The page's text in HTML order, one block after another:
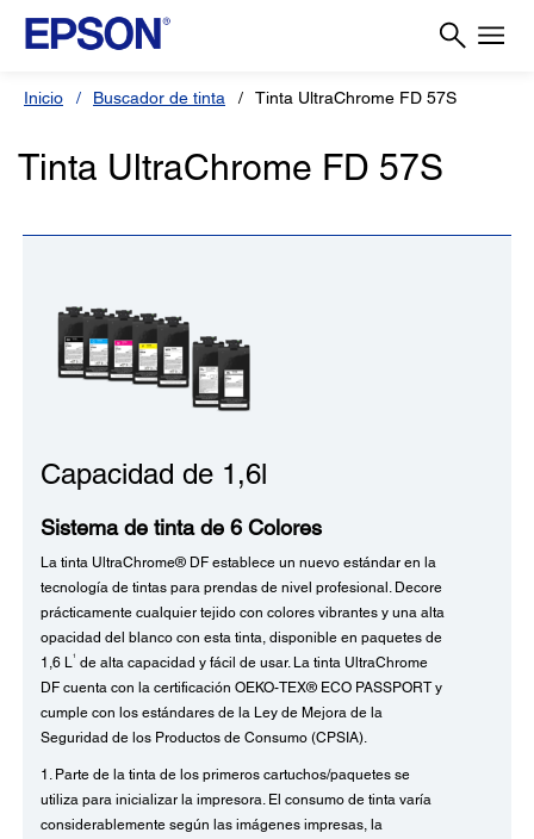
Inicio Buscador de tinta Tinta UltraChrome FD 57S
Tinta UltraChrome FD 57S
Capacidad de 1,6l
Sistema de tinta de 6 Colores
La tinta UltraChrome® DF establece un nuevo estándar en la
tecnología de tintas para prendas de nivel profesional. Decore
prácticamente cualquier tejido con colores vibrantes y una alta
opacidad del blanco con esta tinta, disponible en paquetes de
1,6 L
1
de alta capacidad y fácil de usar. La tinta UltraChrome
DF cuenta con la certificación OEKO-TEX® ECO PASSPORT y
cumple con los estándares de la Ley de Mejora de la
Seguridad de los Productos de Consumo (CPSIA).
1. Parte de la tinta de los primeros cartuchos/paquetes se
utiliza para inicializar la impresora. El consumo de tinta varía
considerablemente según las imágenes impresas, la